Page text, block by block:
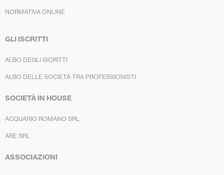
NORMATIVA ONLINE
GLI ISCRITTI
ALBO DEGLI ISCRITTI
ALBO DELLE SOCIETÀ TRA PROFESSIONISTI
SOCIETÀ IN HOUSE
ACQUARIO ROMANO SRL
ARE SRL
ASSOCIAZIONI